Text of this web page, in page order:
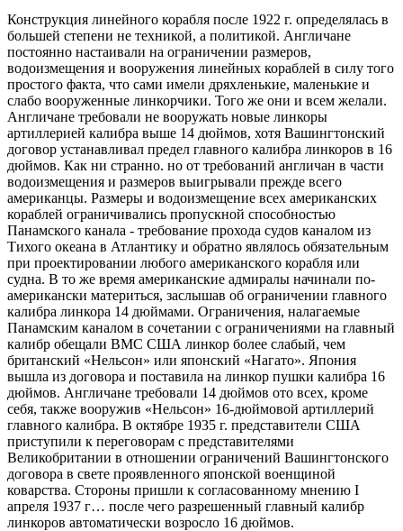
Конструкция линейного корабля после 1922 г. определялась в
большей степени не техникой, а политикой. Англичане
постоянно настаивали на ограничении размеров,
водоизмещения и вооружения линейных кораблей в силу того
простого факта, что сами имели дряхленькие, маленькие и
слабо вооруженные линкорчики. Того же они и всем желали.
Англичане требовали не вооружать новые линкоры
артиллерией калибра выше 14 дюймов, хотя Вашингтонский
договор устанавливал предел главного калибра линкоров в 16
дюймов. Как ни странно. но от требований англичан в части
водоизмещения и размеров выигрывали прежде всего
американцы. Размеры и водоизмещение всех американских
кораблей ограничивались пропускной способностью
Панамского канала - требование прохода судов каналом из
Тихого океана в Атлантику и обратно являлось обязательным
при проектировании любого американского корабля или
судна. В то же время американские адмиралы начинали по-
американски материться, заслышав об ограничении главного
калибра линкора 14 дюймами. Ограничения, налагаемые
Панамским каналом в сочетании с ограничениями на главный
калибр обещали ВМС США линкор более слабый, чем
британский «Нельсон» или японский «Нагато». Япония
вышла из договора и поставила на линкор пушки калибра 16
дюймов. Англичане требовали 14 дюймов ото всех, кроме
себя, также вооружив «Нельсон» 16-дюймовой артиллерий
главного калибра. В октябре 1935 г. представители США
приступили к переговорам с представителями
Великобритании в отношении ограничений Вашингтонского
договора в свете проявленного японской военщиной
коварства. Стороны пришли к согласованному мнению I
апреля 1937 г… после чего разрешенный главный калибр
линкоров автоматически возросло 16 дюймов.